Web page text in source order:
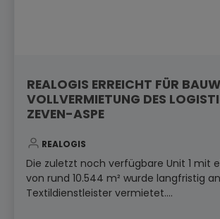
REALOGIS ERREICHT FÜR
VOLLVERMIETUNG DES
ZEVEN-ASPE
REALOGIS
Die zuletzt noch verfügbare Unit 1 mit
von rund 10.544 m² wurde langfristig
Textildienstleister vermietet....